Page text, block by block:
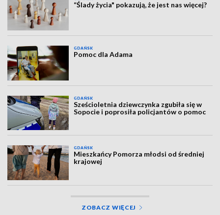
“Ślady życia" pokazują, że jest nas więcej?
GDAŃSK
Pomoc dla Adama
GDAŃSK
Sześcioletnia dziewczynka zgubiła się w
Sopocie i poprosiła policjantów o pomoc
GDAŃSK
Mieszkańcy Pomorza młodsi od średniej
krajowej
ZOBACZ WIĘCEJ